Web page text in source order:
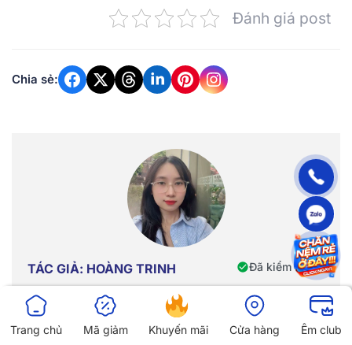
Đánh giá post
Chia sẻ:
TÁC GIẢ: HOÀNG TRINH Đã kiểm duyệt
Mình là Hoàng Trinh – Chuyên viên tư vấn giấc ngủ tại
Vua Nệm, với hơn 5 năm kinh nghiệm trong nghiên cứu
và phát triển nội dung chuyên sâu về nệm, chăn ga gối
Trang chủ Mã giảm Khuyến mãi Cửa hàng Êm club